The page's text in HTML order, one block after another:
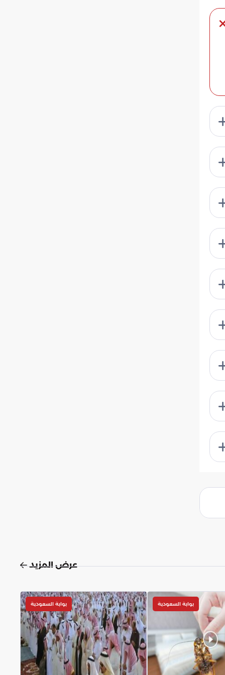
عرض المزيد
بوابة السعودية بوابة السعودية